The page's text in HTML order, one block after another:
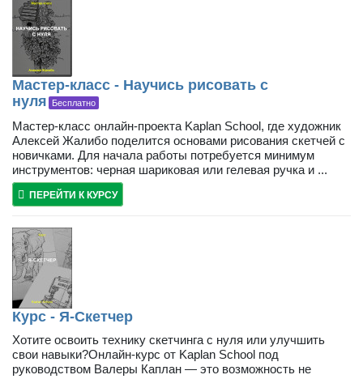
Мастер-класс - Научись рисовать с
нуля
Бесплатно
Мастер-класс онлайн-проекта Kaplan School, где художник
Алексей Жалибо поделится основами рисования скетчей с
новичками. Для начала работы потребуется минимум
инструментов: черная шариковая или гелевая ручка и ...
ПЕРЕЙТИ К КУРСУ
Курс - Я-Скетчер
Хотите освоить технику скетчинга с нуля или улучшить
свои навыки?Онлайн-курс от Kaplan School под
руководством Валеры Каплан — это возможность не